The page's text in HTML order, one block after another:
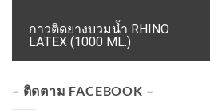
กาวติดยางบวมน้ำ RHINO
LATEX (1000 ML.)
– ติดตาม FACEBOOK –